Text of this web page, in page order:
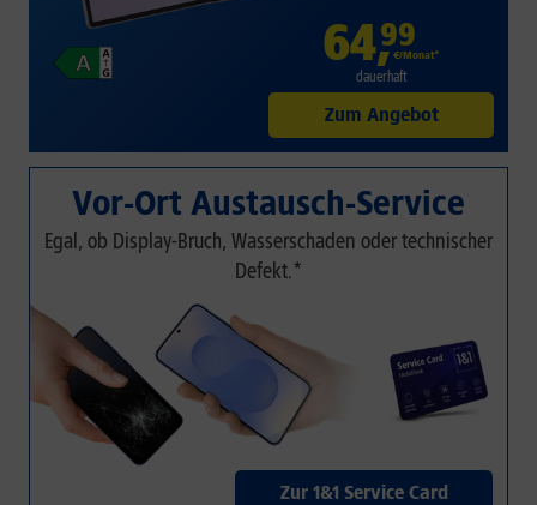
64,99
€/Monat*
dauerhaft
Zum Angebot
Vor-Ort Austausch-Service
Egal, ob Display-Bruch, Wasserschaden oder technischer
Defekt.*
Zur 1&1 Service Card